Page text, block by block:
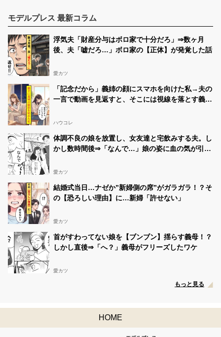
モデルプレス 最新コラム
浮気夫「財産分与はボロ家で十分だろ」⇒数ヶ月
後、夫「嘘だろ…」ボロ家の【正体】が発覚した話
愛カツ
「記念だから」義姉の顔にスマホを向けた私→夫の
一言で動画を見返すと、そこには視線を落とす義姉
ハウコレ
体調不良の娘を放置し、女友達と宅飲みする夫。し
かし数時間後⇒「なんで…」娘の姿に血の気が引い
愛カツ
結婚式当日…ナゼか”新婦側の席”がガラガラ！？そ
の【恐ろしい理由】に…新婦「許せない」
愛カツ
首がすわってない娘を【ブンブン】揺らす義母！？
しかし直後⇒「へ？」義母がフリーズしたワケ
愛カツ
もっと見る
HOME